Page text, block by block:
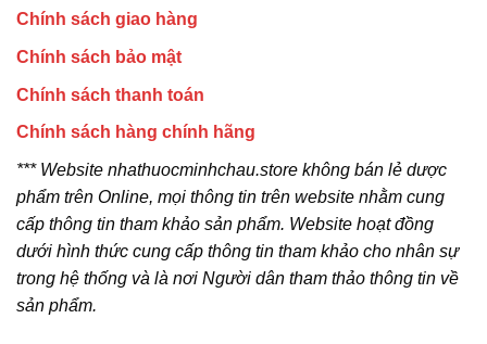
Chính sách giao hàng
Chính sách bảo mật
Chính sách thanh toán
Chính sách hàng chính hãng
*** Website nhathuocminhchau.store không bán lẻ dược
phẩm trên Online, mọi thông tin trên website nhằm cung
cấp thông tin tham khảo sản phẩm. Website hoạt đồng
dưới hình thức cung cấp thông tin tham khảo cho nhân sự
trong hệ thống và là nơi Người dân tham thảo thông tin về
sản phẩm.